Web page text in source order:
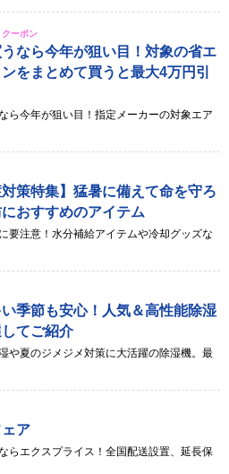
クーポン
なら今年が狙い目！対象の省エ
をまとめて買うと最大4万円引
ら今年が狙い目！指定メーカーの対象エア
対策特集】猛暑に備えて命を守ろ
おすすめのアイテム
要注意！水分補給アイテムや冷却グッズな
季節も安心！人気＆高性能除湿
てご紹介
や夏のジメジメ対策に大活躍の除湿機。最
ア
らエクスプライス！全国配送設置、延長保